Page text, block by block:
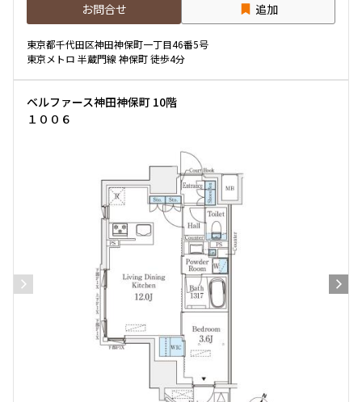
お問合せ 追加
東京都千代田区神田神保町一丁目46番5号
東京メトロ 半蔵門線 神保町 徒歩4分
ベルファース神田神保町 10階
１００６